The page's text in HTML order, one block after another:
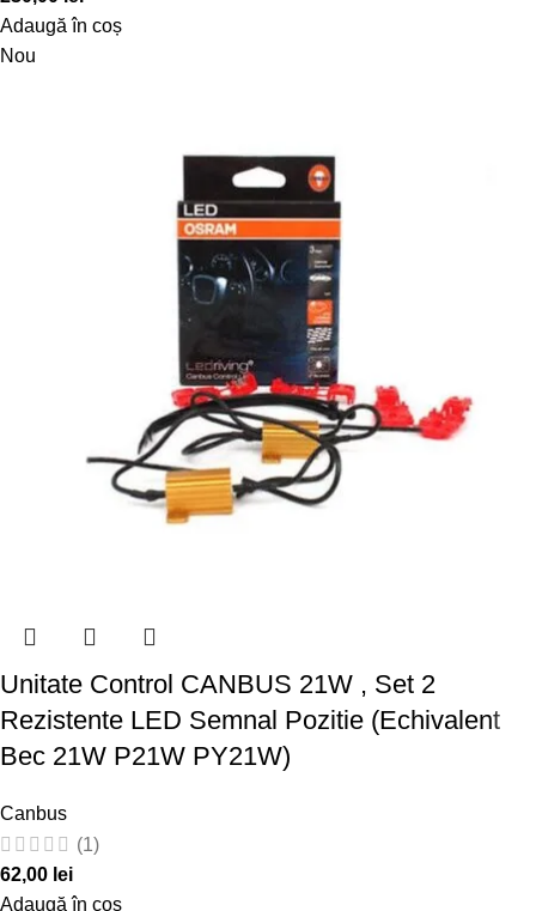
Adaugă în coș
Nou
Unitate Control CANBUS 21W , Set 2
Rezistente LED Semnal Pozitie (Echivalent
Bec 21W P21W PY21W)
Canbus
(1)
62,00 lei
Adaugă în coș